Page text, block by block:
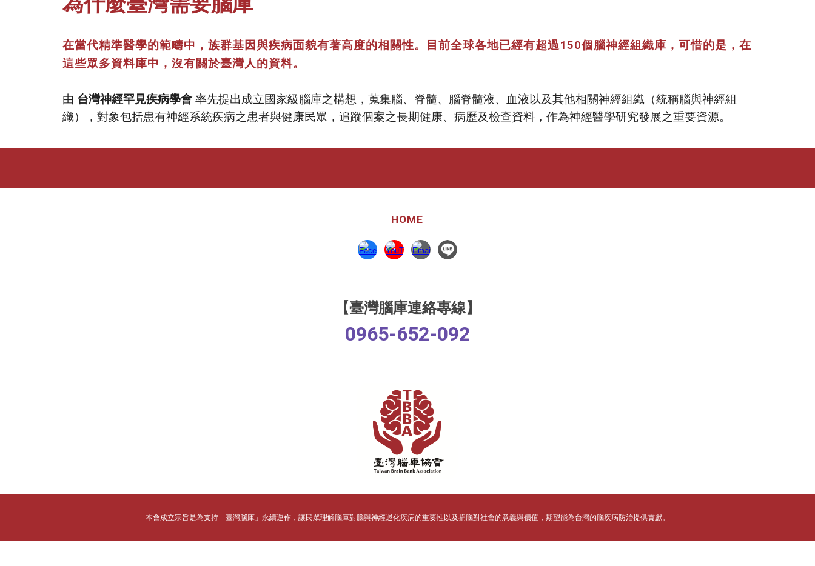
在當代精準醫學的範疇中，族群基因與疾病面貌有著高度的相關性。目前全球各地已經有超過150個腦神經組織庫，可惜的是，在
這些眾多資料庫中，沒有關於臺灣人的資料。
由 台灣神經罕見疾病學會 率先提出成立國家級腦庫之構想，蒐集腦、脊髓、腦脊髓液、血液以及其他相關神經組織（統稱腦與神經組
織），對象包括患有神經系統疾病之患者與健康民眾，追蹤個案之長期健康、病歷及檢查資料，作為神經醫學研究發展之重要資源。
HOME
【臺灣腦庫連絡專線】
0965-652-092
本會成立宗旨是為支持「臺灣腦庫」永續運作，讓民眾理解腦庫對腦與神經退化疾病的重要性以及捐腦對社會的意義與價值，期望能為台灣的腦疾病防治提供貢獻。